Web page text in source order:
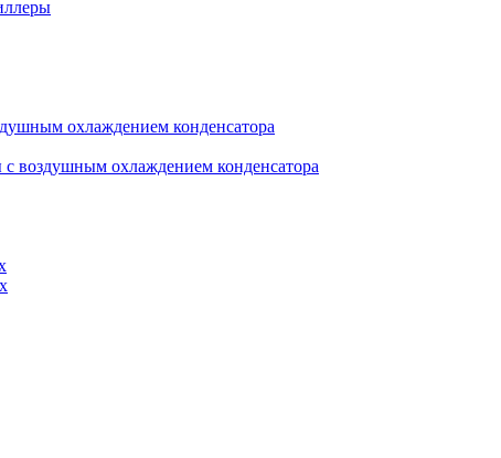
охлаждением конденсатора
воздушным охлаждением конденсатора